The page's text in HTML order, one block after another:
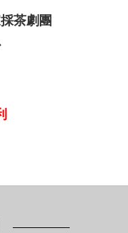
茶劇團